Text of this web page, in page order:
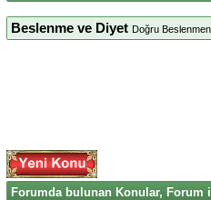
Beslenme ve Diyet Doğru
Forumda bulunan Konular, Forum